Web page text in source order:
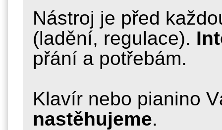
Nástroj je před
(ladění, regulace).
přání a potřebám.
Klavír nebo pianino
nastěhujeme.